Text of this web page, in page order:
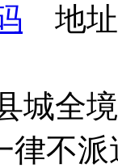
地址
城全
律不